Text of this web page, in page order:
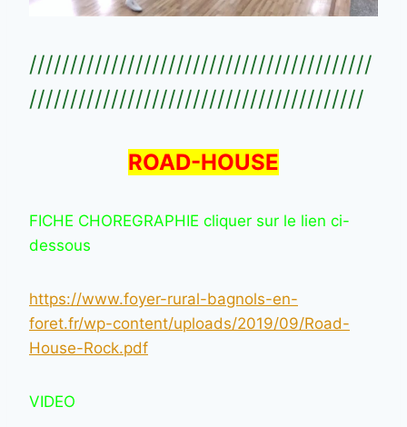
//////////////////////////////////////////
/////////////////////////////////////////
ROAD-HOUSE
FICHE CHOREGRAPHIE cliquer sur le lien ci-
dessous
https://www.foyer-rural-bagnols-en-
foret.fr/wp-content/uploads/2019/09/Road-
House-Rock.pdf
VIDEO